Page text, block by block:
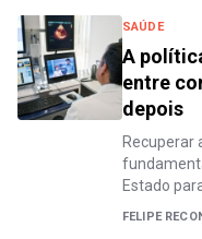
SAÚDE
A
entre
depois
Recuperar
Estado
FELIPE